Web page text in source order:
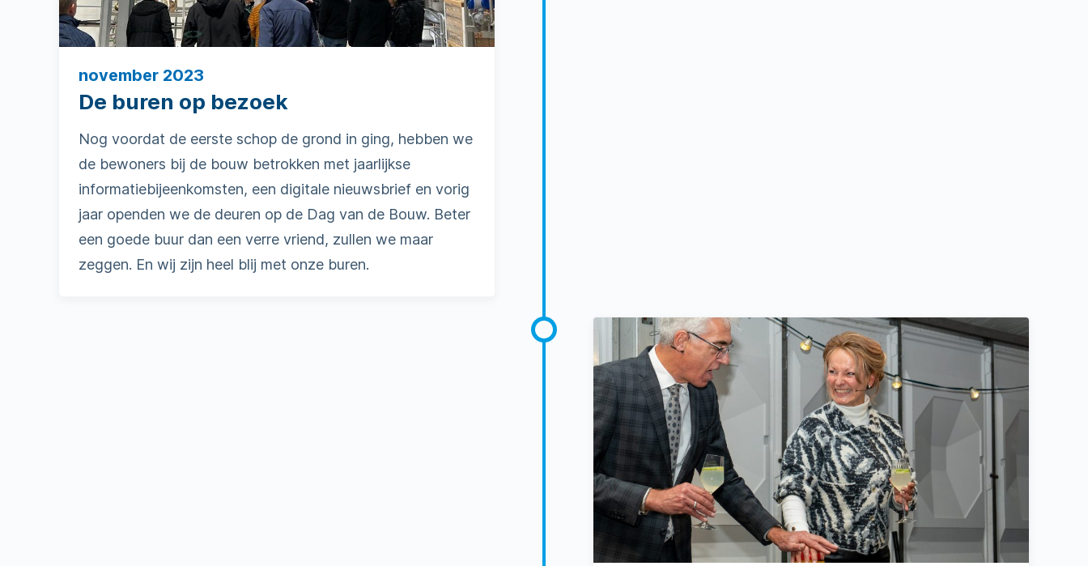
november 2023
De buren op bezoek
Nog voordat de eerste schop de grond in ging, hebben we
de bewoners bij de bouw betrokken met jaarlijkse
informatiebijeenkomsten, een digitale nieuwsbrief en vorig
jaar openden we de deuren op de Dag van de Bouw. Beter
een goede buur dan een verre vriend, zullen we maar
zeggen. En wij zijn heel blij met onze buren.